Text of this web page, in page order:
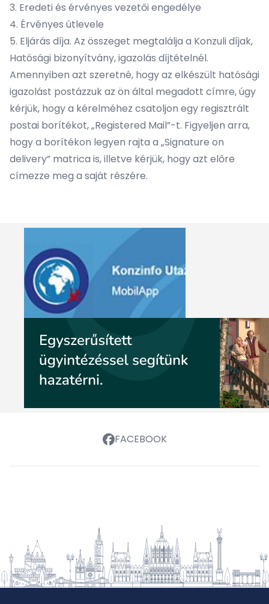
3. Eredeti és érvényes vezetői engedélye
4. Érvényes útlevele
5. Eljárás díja. Az összeget megtalálja a Konzuli díjak,
Hatósági bizonyítvány, igazolás díjtételnél.
Amennyiben azt szeretné, hogy az elkészült hatósági
igazolást postázzuk az ön által megadott címre, úgy
kérjük, hogy a kérelméhez csatoljon egy regisztrált
postai borítékot, „Registered Mail”-t. Figyeljen arra,
hogy a borítékon legyen rajta a „Signature on
delivery” matrica is, illetve kérjük, hogy azt előre
címezze meg a saját részére.
FACEBOOK